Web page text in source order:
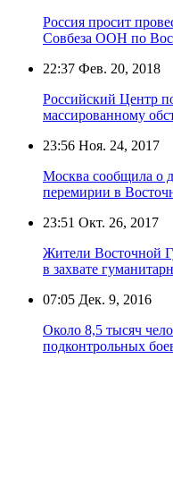
Россия просит
Совбеза ООН по
22:37 Фев. 20, 2018
Российский Центр
массированному
23:56 Ноя. 24, 2017
Москва сообщила о
перемирии в
23:51 Окт. 26, 2017
Жители Восточной
в захвате
07:05 Дек. 9, 2016
Около 8,5 тысяч
подконтрольных